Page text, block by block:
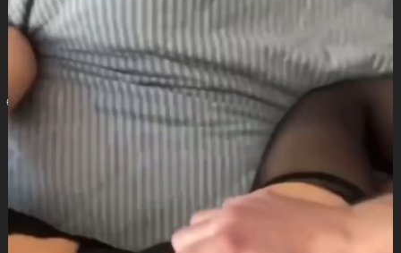
Достор, бул видеону сөзсүз көргүлө!
👉 Күндөгө сонун кыздар жана VIP видео Telegram-
каналдан чыгат.
🌐 Москва кыздар үчүн эс алуу:
kyrgyz-kyzdar.com
💰 Телефон аркылуу акча иштегиңиз келеби? Кир:
Сигма спорт ставка
💬 Өз оюңузду комментарийде калтырыңыз жана
досторуңуз менен бөлүшүңүз!